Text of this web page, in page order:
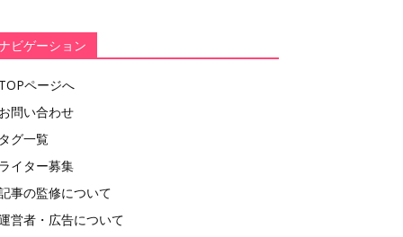
ビゲーション
TOPページへ
お問い合わせ
タグ一覧
ライター募集
事の監修について
営者・広告について